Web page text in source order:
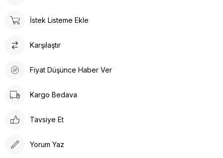
İstek Listeme Ekle
Karşılaştır
Fiyat Düşünce Haber Ver
Kargo Bedava
Tavsiye Et
Yorum Yaz